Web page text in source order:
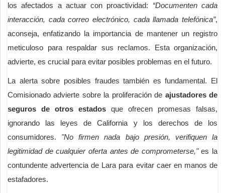
los afectados a actuar con proactividad: “Documenten cada
interacción, cada correo electrónico, cada llamada telefónica”,
aconseja, enfatizando la importancia de mantener un registro
meticuloso para respaldar sus reclamos. Esta organización,
advierte, es crucial para evitar posibles problemas en el futuro.
La alerta sobre posibles fraudes también es fundamental. El
Comisionado advierte sobre la proliferación de ajustadores de
seguros de otros estados que ofrecen promesas falsas,
ignorando las leyes de California y los derechos de los
consumidores. "No firmen nada bajo presión, verifiquen la
legitimidad de cualquier oferta antes de comprometerse,"es la
contundente advertencia de Lara para evitar caer en manos de
estafadores.